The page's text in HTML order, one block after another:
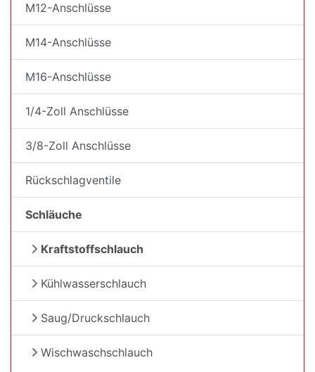
M12-Anschlüsse
M14-Anschlüsse
M16-Anschlüsse
1/4-Zoll Anschlüsse
3/8-Zoll Anschlüsse
Rückschlagventile
Schläuche
Kraftstoffschlauch
Kühlwasserschlauch
Saug/Druckschlauch
Wischwaschschlauch